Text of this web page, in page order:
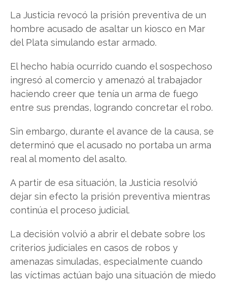
La Justicia revocó la prisión preventiva de un
hombre acusado de asaltar un kiosco en Mar
del Plata simulando estar armado.
El hecho había ocurrido cuando el sospechoso
ingresó al comercio y amenazó al trabajador
haciendo creer que tenía un arma de fuego
entre sus prendas, logrando concretar el robo.
Sin embargo, durante el avance de la causa, se
determinó que el acusado no portaba un arma
real al momento del asalto.
A partir de esa situación, la Justicia resolvió
dejar sin efecto la prisión preventiva mientras
continúa el proceso judicial.
La decisión volvió a abrir el debate sobre los
criterios judiciales en casos de robos y
amenazas simuladas, especialmente cuando
las víctimas actúan bajo una situación de miedo